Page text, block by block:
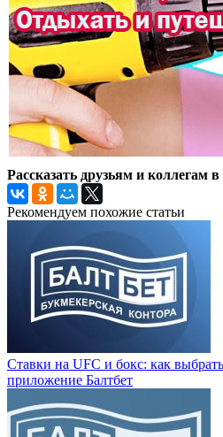
Рассказать друзьям и коллегам
Рекомендуем похожие статьи
Ставки на UFC и бокс: как
приложение Балтбет